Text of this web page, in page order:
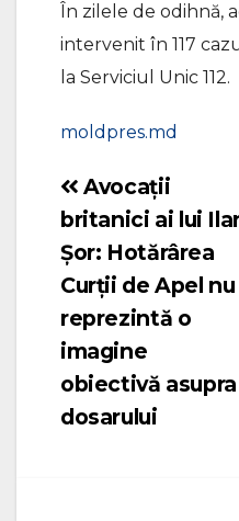
În zilele de odihnă,
intervenit în 117
la Serviciul Unic 112.
moldpres.md
Navigare
în
articole
Avocații
britanici ai lui
Șor: Hotărârea
Curții de Apel nu
reprezintă o
imagine
obiectivă asupra
dosarului